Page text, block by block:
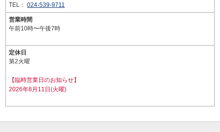
TEL： 024-539-9711
営業時間
午前10時〜午後7時
定休日
第2火曜
【臨時営業日のお知らせ】
2026年8月11日(火曜)